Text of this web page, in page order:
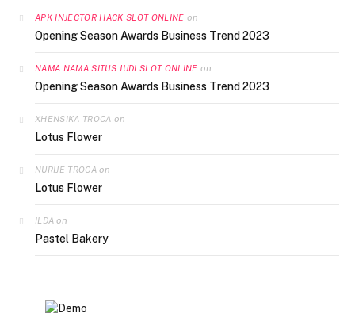
APK INJECTOR HACK SLOT ONLINE on
Opening Season Awards Business Trend 2023
NAMA NAMA SITUS JUDI SLOT ONLINE on
Opening Season Awards Business Trend 2023
XHENSIKA TROCA on
Lotus Flower
NURIJE TROCAon
Lotus Flower
ILDA on
Pastel Bakery